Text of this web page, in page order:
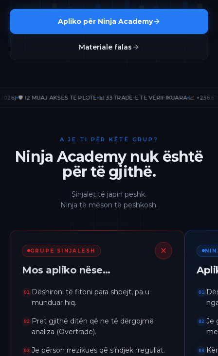
Apliko për Ninja Academy
Materiale falas
🛡️ 12 MUAJ AKSES TË PLOTË 📊 33 TRADE-E TË VERIFIKUARA 📈 +236.67%
A JE TI PËR KËTË GRUP?
Ninja Academy nuk është
për të gjithë.
Sinjalet të japin peshk.
Ninja të mëson të peshkosh.
GRUPE SINJALESH
Mos apliko nëse…
01
Dëshironi të fitoni para shpejt, pa u
munduar hiq.
02
Pret gjithë ditën që ne të dërgojmë
analiza (Overtrade).
03 Je përson rrezikues që s'ndjek rregullat.
01
02 Je
03